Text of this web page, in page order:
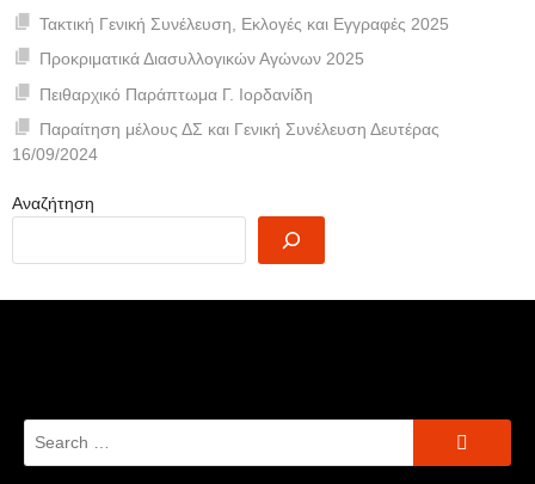
Τακτική Γενική Συνέλευση, Εκλογές και Εγγραφές 2025
Προκριματικά Διασυλλογικών Αγώνων 2025
Πειθαρχικό Παράπτωμα Γ. Ιορδανίδη
Παραίτηση μέλους ΔΣ και Γενική Συνέλευση Δευτέρας
16/09/2024
Αναζήτηση